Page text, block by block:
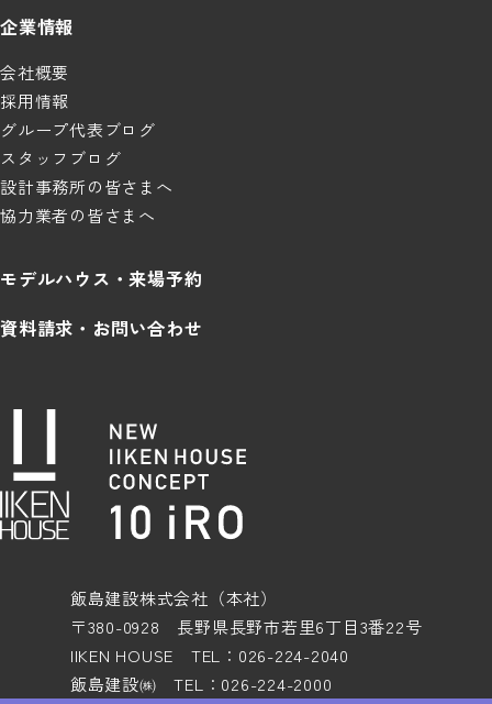
企業情報
会社概要
採用情報
グループ代表ブログ
スタッフブログ
設計事務所の皆さまへ
協力業者の皆さまへ
モデルハウス・来場予約
資料請求・お問い合わせ
飯島建設株式会社（本社）
〒380-0928 長野県長野市若里6丁目3番22号
IIKEN HOUSE TEL：026-224-2040
飯島建設㈱ TEL：026-224-2000